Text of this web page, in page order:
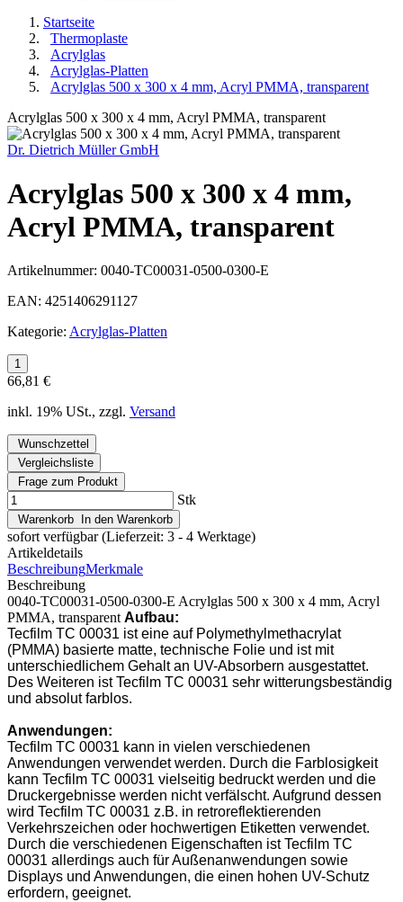
Startseite
Thermoplaste
Acrylglas
Acrylglas-Platten
Acrylglas 500 x 300 x 4 mm, Acryl PMMA, transparent
Acrylglas 500 x 300 x 4 mm, Acryl PMMA, transparent
Dr. Dietrich Müller GmbH
Acrylglas 500 x 300 x 4 mm,
Acryl PMMA, transparent
Artikelnummer: 0040-TC00031-0500-0300-E
EAN: 4251406291127
Kategorie: Acrylglas-Platten
66,81 €
inkl. 19% USt., zzgl. Versand
Wunschzettel
Vergleichsliste
Frage zum Produkt
Stk
Warenkorb In den Warenkorb
sofort verfügbar (Lieferzeit: 3 - 4 Werktage)
Artikeldetails
BeschreibungMerkmale
Beschreibung
0040-TC00031-0500-0300-E Acrylglas 500 x 300 x 4 mm, Acryl
PMMA, transparentAufbau:
Tecfilm TC 00031 ist eine auf Polymethylmethacrylat
(PMMA) basierte matte, technische Folie und ist mit
unterschiedlichem Gehalt an UV-Absorbern ausgestattet.
Des Weiteren ist Tecfilm TC 00031 sehr witterungsbeständig
und absolut farblos.
Anwendungen:
Tecfilm TC 00031 kann in vielen verschiedenen
Anwendungen verwendet werden. Durch die Farblosigkeit
kann Tecfilm TC 00031 vielseitig bedruckt werden und die
Druckergebnisse werden nicht verfälscht. Aufgrund dessen
wird Tecfilm TC 00031 z.B. in retroreflektierenden
Verkehrszeichen oder hochwertigen Etiketten verwendet.
Durch die verschiedenen Eigenschaften ist Tecfilm TC
00031 allerdings auch für Außenanwendungen sowie
Displays und Anwendungen, die einen hohen UV-Schutz
erfordern, geeignet.